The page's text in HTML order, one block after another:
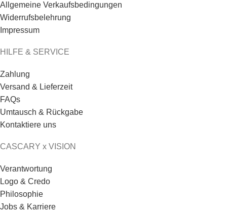
Allgemeine Verkaufsbedingungen
Widerrufsbelehrung
Impressum
HILFE & SERVICE
Zahlung
Versand & Lieferzeit
FAQs
Umtausch & Rückgabe
Kontaktiere uns
CASCARY x VISION
Verantwortung
Logo & Credo
Philosophie
Jobs & Karriere